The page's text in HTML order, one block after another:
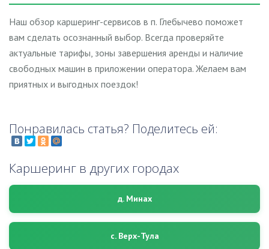
Наш обзор каршеринг-сервисов в п. Глебычево поможет
вам сделать осознанный выбор. Всегда проверяйте
актуальные тарифы, зоны завершения аренды и наличие
свободных машин в приложении оператора. Желаем вам
приятных и выгодных поездок!
Понравилась статья? Поделитесь ей:
Каршеринг в других городах
д. Минах
с. Верх-Тула